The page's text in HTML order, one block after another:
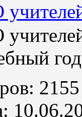
2155